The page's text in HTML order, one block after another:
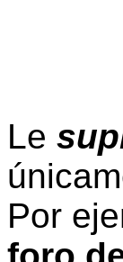
Le
Por